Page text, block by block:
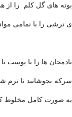
بوته های گل کلم را از
ی ترشی را با تمامی مواد
بادمجان ها را با پوست
سرکه بجوشانید تا نرم
به صورت کامل مخلوط